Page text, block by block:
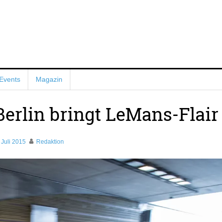
Events Magazin
bringt LeMans-Flair
Juli 2015 Redaktion